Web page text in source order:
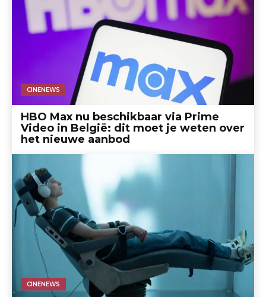
CINENEWS
HBO Max nu beschikbaar via Prime
Video in België: dit moet je weten over
het nieuwe aanbod
CINENEWS